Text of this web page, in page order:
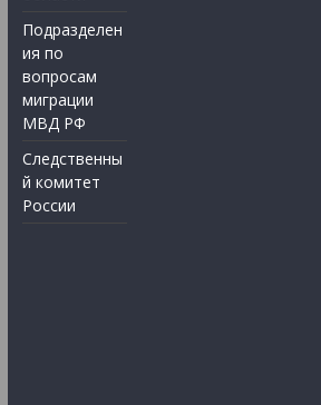
Подразделен
ия по
вопросам
миграции
МВД РФ
Следственны
й комитет
России